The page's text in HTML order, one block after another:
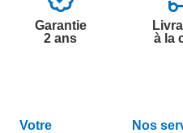
Garantie
2 ans
à la
Votre
Nos